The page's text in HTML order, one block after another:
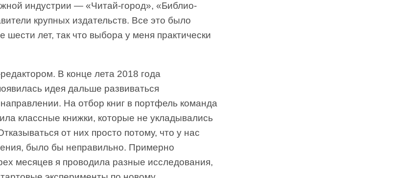
индустрии — «Читай-город», «Библио-
крупных издательств. Все это было
шести лет, так что выбора у меня практически
В конце лета 2018 года
идея дальше развиваться
На отбор книг в портфель команда
классные книжки, которые не укладывались
от них просто потому, что у нас
было бы неправильно. Примерно
месяцев я проводила разные исследования,